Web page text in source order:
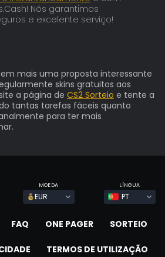
Nós garantimos
e excelente serviço!
mais uma proposta interessante
skins gratuitos aos
a página de CS2 Sorteio e tente a
tantas tarefas fáceis quanto
para ter mais
FAQ ONE PAGER SORTEIO
TERMOS DE UTILIZAÇÃO
MOEDA
EUR
LÍNGUA
PT